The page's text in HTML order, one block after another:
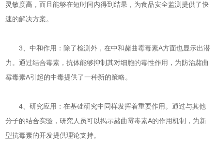
灵敏度高，而且能够在短时间内得到结果，为食品安全监测提供了快
速的解决方案。
3、中和作用：除了检测外，在中和赭曲霉毒素A方面也显示出潜
力。通过结合毒素，抗体能够抑制其对细胞的毒性作用，为防治赭曲
霉毒素A引起的中毒提供了一种新的策略。
4、研究应用：在基础研究中同样发挥着重要作用。通过与其他
分子的结合实验，研究人员可以揭示赭曲霉毒素A的作用机制，为新
型抗毒素的开发提供理论支持。